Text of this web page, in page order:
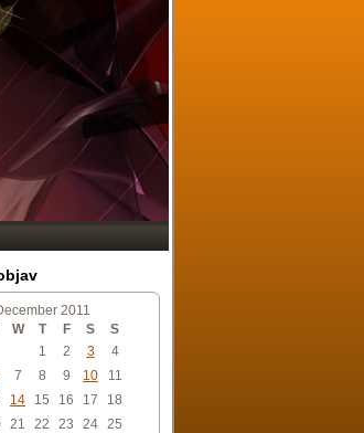
2011
W T F S S
1 2 3
4
7 8 9 10
11
14 15 16 17
18
21 22 23 24 25